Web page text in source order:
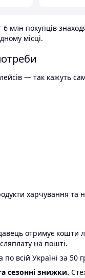
покупців
місці.
— так кажуть
харчування та
отримує кошти
на пошті.
всій Україні за 50
сезонні знижки.